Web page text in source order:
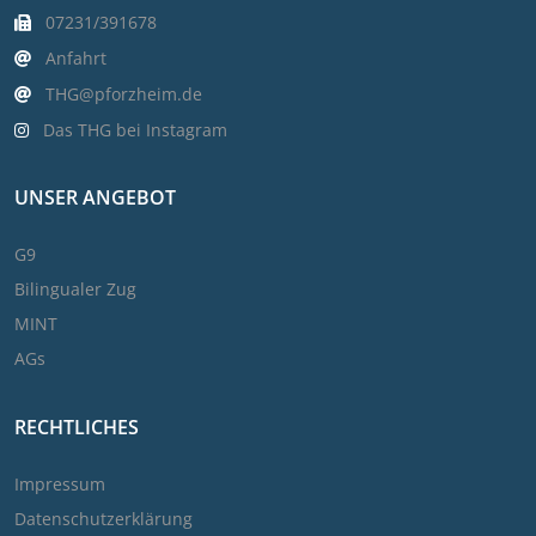
07231/391678
Anfahrt
THG@pforzheim.de
Das THG bei Instagram
UNSER ANGEBOT
G9
Bilingualer Zug
MINT
AGs
RECHTLICHES
Impressum
Datenschutzerklärung